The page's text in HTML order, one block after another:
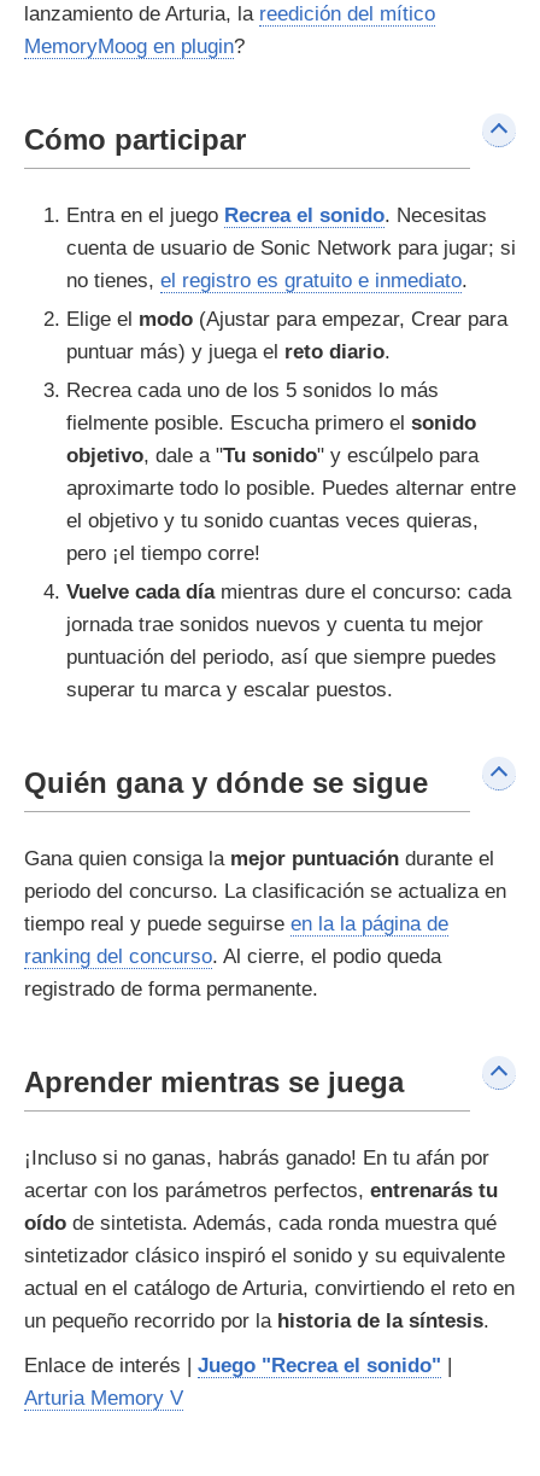
lanzamiento de Arturia, la reedición del mítico
MemoryMoog en plugin?
Cómo participar
Entra en el juego Recrea el sonido. Necesitas
cuenta de usuario de Sonic Network para jugar; si
no tienes, el registro es gratuito e inmediato.
Elige el modo (Ajustar para empezar, Crear para
puntuar más) y juega el reto diario.
Recrea cada uno de los 5 sonidos lo más
fielmente posible. Escucha primero el sonido
objetivo, dale a "Tu sonido" y escúlpelo para
aproximarte todo lo posible. Puedes alternar entre
el objetivo y tu sonido cuantas veces quieras,
pero ¡el tiempo corre!
Vuelve cada díamientras dure el concurso: cada
jornada trae sonidos nuevos y cuenta tu mejor
puntuación del periodo, así que siempre puedes
superar tu marca y escalar puestos.
Quién gana y dónde se sigue
Gana quien consiga la mejor puntuación durante el
periodo del concurso. La clasificación se actualiza en
tiempo real y puede seguirse en la la página de
ranking del concurso. Al cierre, el podio queda
registrado de forma permanente.
Aprender mientras se juega
¡Incluso si no ganas, habrás ganado! En tu afán por
acertar con los parámetros perfectos, entrenarás tu
oído de sintetista. Además, cada ronda muestra qué
sintetizador clásico inspiró el sonido y su equivalente
actual en el catálogo de Arturia, convirtiendo el reto en
un pequeño recorrido por la historia de la síntesis.
Enlace de interés | Juego "Recrea el sonido" |
Arturia Memory V